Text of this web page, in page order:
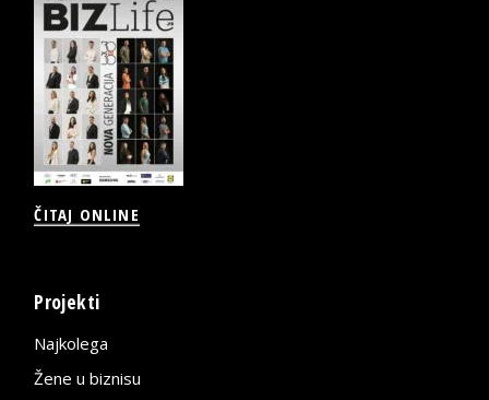
ČITAJ ONLINE
Projekti
Najkolega
Žene u biznisu